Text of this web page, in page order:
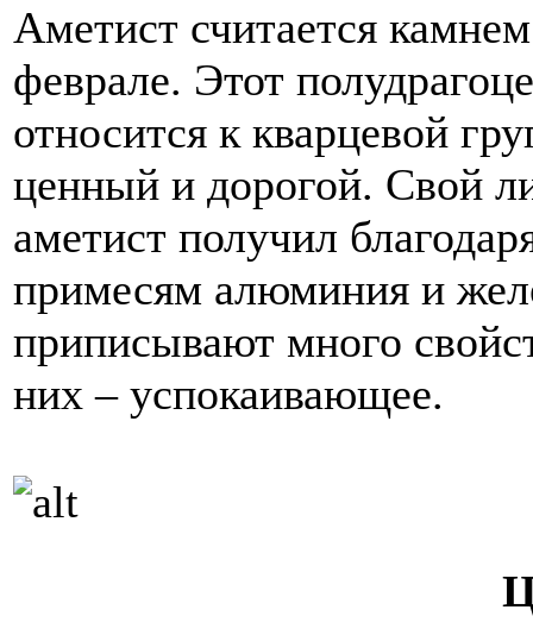
Аметист считается
феврале. Этот
относится к кварцевой
ценный и дорогой. Свой
аметист получил
примесям алюминия и
приписывают много
них – успокаивающее.